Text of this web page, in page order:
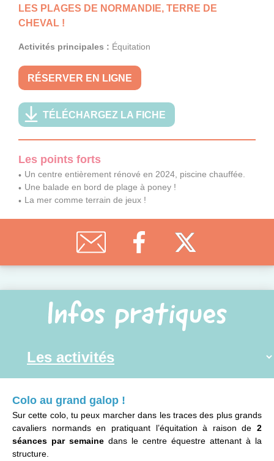
LES PLAGES DE NORMANDIE, TERRE DE
CHEVAL !
Activités principales : Équitation
RÉSERVER EN LIGNE
TÉLÉCHARGEZ LA FICHE
Les points forts
Un centre entièrement rénové en 2024, piscine chauffée.
Une balade en bord de plage à poney !
La mer comme terrain de jeux !
Infos pratiques
Colo au grand galop !
Sur cette colo, tu peux marcher dans les traces des plus grands
cavaliers normands en pratiquant l’équitation à raison de 2
séances par semaine dans le centre équestre attenant à la
structure.